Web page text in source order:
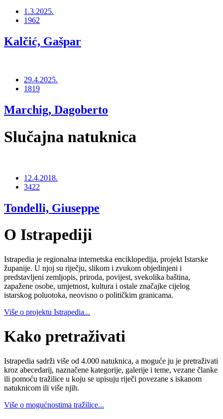
1.3.2025.
1962
Kalčić, Gašpar
29.4.2025.
1819
Marchig, Dagoberto
Slučajna natuknica
12.4.2018.
3422
Tondelli, Giuseppe
O Istrapediji
Istrapedia je regionalna internetska enciklopedija, projekt Istarske
županije. U njoj su riječju, slikom i zvukom objedinjeni i
predstavljeni zemljopis, priroda, povijest, svekolika baština,
zapažene osobe, umjetnost, kultura i ostale značajke cijelog
istarskog poluotoka, neovisno o političkim granicama.
Više o projektu Istrapedia...
Kako pretraživati
Istrapedia sadrži više od 4.000 natuknica, a moguće ju je pretraživati
kroz abecedarij, naznačene kategorije, galerije i teme, vezane članke
ili pomoću tražilice u koju se upisuju riječi povezane s iskanom
natuknicom ili više njih.
Više o mogućnostima tražilice...